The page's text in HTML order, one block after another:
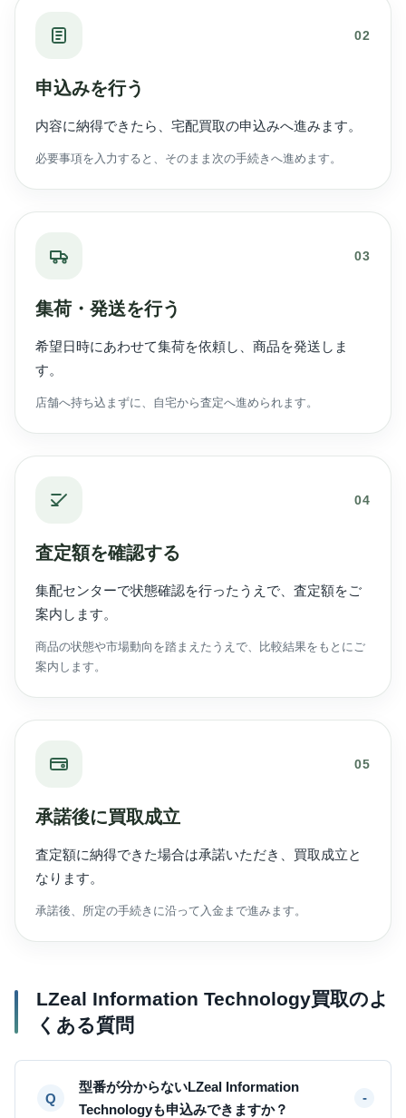
02
申込みを行う
内容に納得できたら、宅配買取の申込みへ進みます。
必要事項を入力すると、そのまま次の手続きへ進めます。
03
集荷・発送を行う
希望日時にあわせて集荷を依頼し、商品を発送しま
す。
店舗へ持ち込まずに、自宅から査定へ進められます。
04
査定額を確認する
集配センターで状態確認を行ったうえで、査定額をご
案内します。
商品の状態や市場動向を踏まえたうえで、比較結果をもとにご
案内します。
05
承諾後に買取成立
査定額に納得できた場合は承諾いただき、買取成立と
なります。
承諾後、所定の手続きに沿って入金まで進みます。
LZeal Information Technology買取のよ
くある質問
型番が分からないLZeal Information
Technologyも申込みできますか？